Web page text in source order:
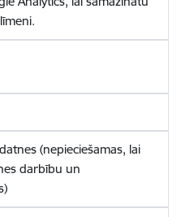
(nepieciešamas, lai
darbību un